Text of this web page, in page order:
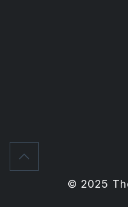
© 2025